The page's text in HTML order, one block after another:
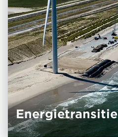
Energie­transitie